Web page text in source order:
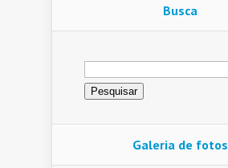
Busca
Pesquisar
por:
Galeria de fotos